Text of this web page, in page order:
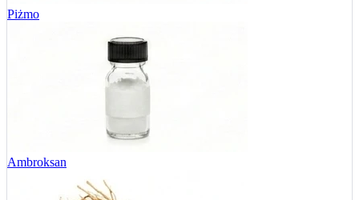
Piżmo
Ambroksan